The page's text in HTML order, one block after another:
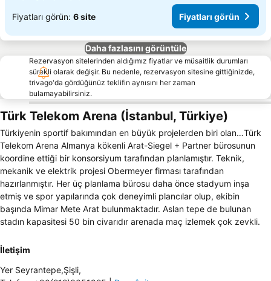
Fiyatları görün: 6 site Fiyatları görün
Daha fazlasını görüntüle
Rezervasyon sitelerinden aldığımız fiyatlar ve müsaitlik durumları
sürekli olarak değişir. Bu nedenle, rezervasyon sitesine gittiğinizde,
trivago'da gördüğünüz teklifin aynısını her zaman
bulamayabilirsiniz.
Türk Telekom Arena (İstanbul, Türkiye)
Türkiyenin sportif bakımından en büyük projelerden biri olan…Türk
Telekom Arena Almanya kökenli Arat-Siegel + Partner bürosunun
koordine ettiği bir konsorsiyum tarafından planlamıştır. Teknik,
mekanik ve elektrik projesi Obermeyer firması tarafından
hazırlanmıştır. Her üç planlama bürosu daha önce stadyum inşa
etmiş ve spor yapılarında çok deneyimli plancılar olup, ekibin
başında Mimar Mete Arat bulunmaktadır. Aslan tepe de bulunan
stadın kapasitesi 50 bin civarıdır arenada maç izlemek çok zevkli.
İletişim
Yer Seyrantepe,Şişli,